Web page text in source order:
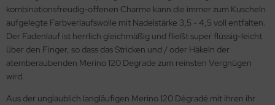
kombinationsfreudig-offenen Charme kann die immer zum Kuscheln
aufgelegte Farbverlaufswolle mit Nadelstärke 3,5 - 4,5 voll entfalten.
Der Fadenlauf ist herrlich gleichmäßig und fließt super flüssig-leicht
über den Finger, so dass das Stricken und / oder Häkeln der
atemberaubenden Merino 120 Degrade zum reinsten Vergnügen
wird.
Aus der unglaublich langläufigen Merino 120 Dégradé mit ihren ihr